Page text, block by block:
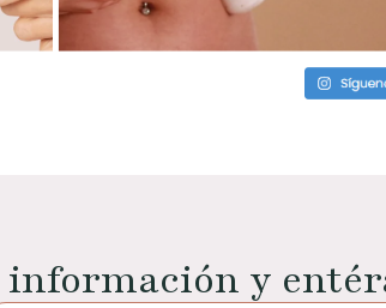
información y